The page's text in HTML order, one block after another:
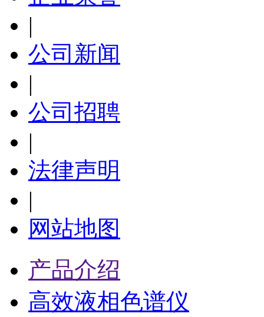
|
公司新闻
|
公司招聘
|
法律声明
|
网站地图
产品介绍
高效液相色谱仪